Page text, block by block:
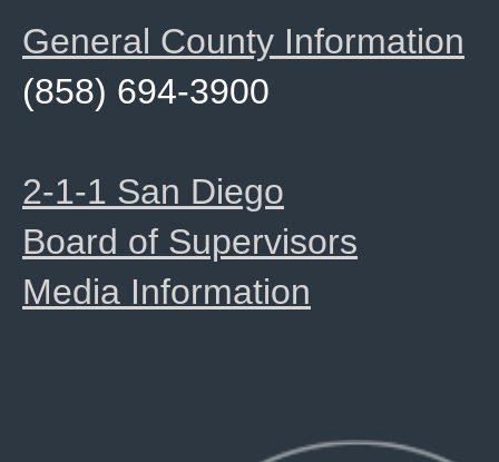
General County Information
(858) 694-3900
2-1-1 San Diego
Board of Supervisors
Media Information